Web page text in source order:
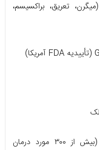
تعریق، براکسیسم،
درمان عوارض تزریقات غیراصولی (بیش از ۳۰۰ مورد درمان